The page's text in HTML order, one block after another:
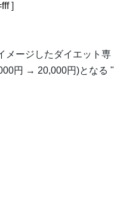
]
メージしたダイエット専
円 → 20,000円)となる "